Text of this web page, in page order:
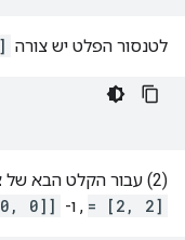
לטנסור הפלט יש צורה [1, 2, 2, 1]
(2) עבור הקלט הבא של צורה
= [2, 2] , ו- 0]]